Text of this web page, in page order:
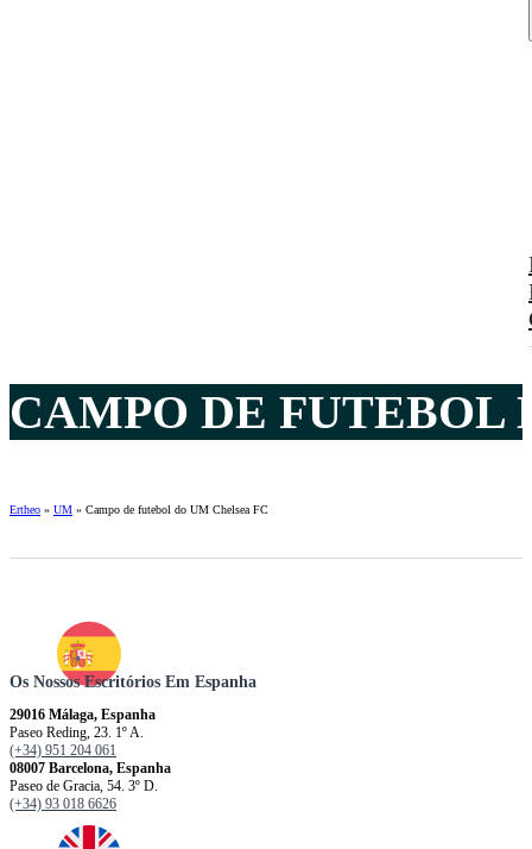
CAMPO DE FUTEBOL
Ertheo » UM » Campo de futebol do UM Chelsea FC
Os Nossos Escritórios Em Espanha
29016 Málaga, Espanha
Paseo Reding, 23. 1º A.
(+34) 951 204 061
08007 Barcelona, ​​​​​Espanha
Paseo de Gracia, 54. 3º D.
(+34) 93 018 6626